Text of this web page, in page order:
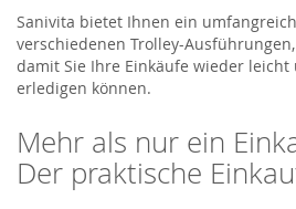
Sanivita bietet Ihnen ein
verschiedenen Trolley-
damit Sie Ihre Einkäufe wieder
erledigen können.
Mehr als nur ein
Der praktische